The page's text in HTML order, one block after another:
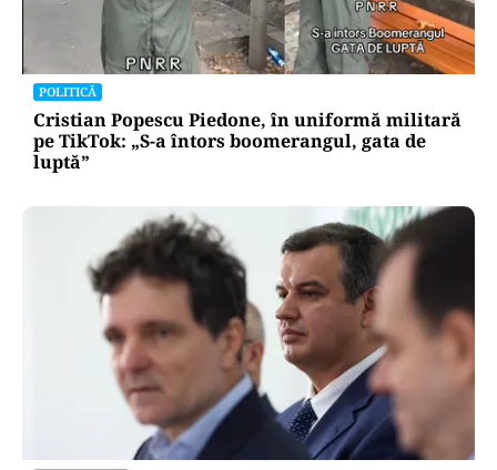
POLITICĂ
Cristian Popescu Piedone, în uniformă militară
pe TikTok: „S-a întors boomerangul, gata de
luptă”